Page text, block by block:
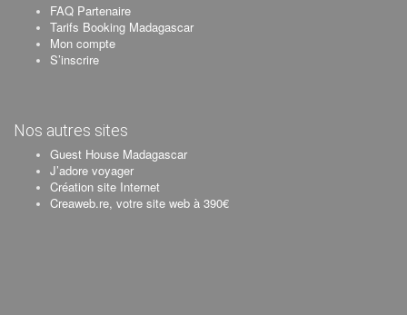
FAQ Partenaire
Tarifs Booking Madagascar
Mon compte
S’inscrire
Nos autres sites
Guest House Madagascar
J’adore voyager
Création site Internet
Creaweb.re, votre site web à 390€